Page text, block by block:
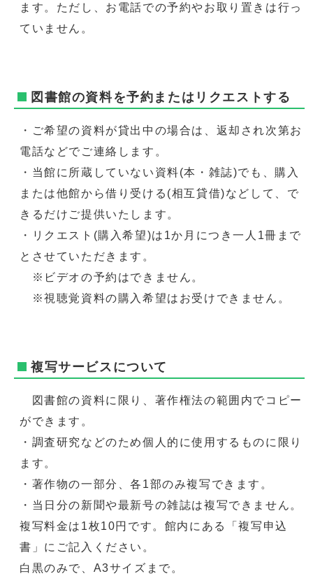
ます。ただし、お電話での予約やお取り置きは行っ
ていません。
図書館の資料を予約またはリクエストする
・ご希望の資料が貸出中の場合は、返却され次第お
電話などでご連絡します。
・当館に所蔵していない資料(本・雑誌)でも、購入
または他館から借り受ける(相互貸借)などして、で
きるだけご提供いたします。
・リクエスト(購入希望)は1か月につき一人1冊まで
とさせていただきます。
※ビデオの予約はできません。
※視聴覚資料の購入希望はお受けできません。
複写サービスについて
図書館の資料に限り、著作権法の範囲内でコピー
ができます。
・調査研究などのため個人的に使用するものに限り
ます。
・著作物の一部分、各1部のみ複写できます。
・当日分の新聞や最新号の雑誌は複写できません。
複写料金は1枚10円です。館内にある「複写申込
書」にご記入ください。
白黒のみで、A3サイズまで。